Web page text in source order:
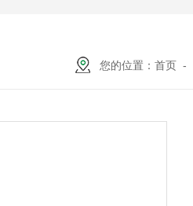
您的位置：首页 -